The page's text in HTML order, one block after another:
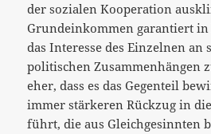
der sozialen Kooperation
Grundeinkommen garantiert in
das Interesse des Einzelnen an
politischen Zusammenhängen
eher, dass es das Gegenteil
immer stärkeren Rückzug in
führt, die aus Gleichgesinnten